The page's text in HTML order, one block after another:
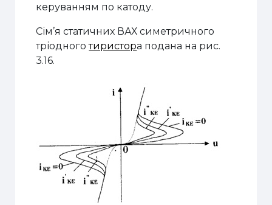
керуванням по катоду.
Сім’я статичних ВАХ симетричного
тріодноготиристора подана на рис.
3.16.